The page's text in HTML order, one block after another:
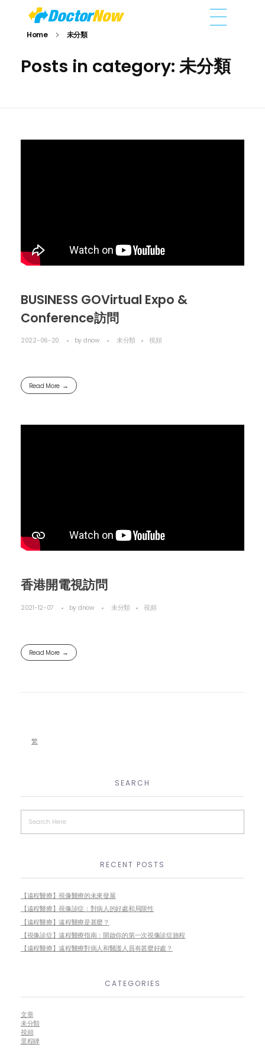
Home 未分類
Posts in category: 未分類
BUSINESS GOVirtual Expo &
Conference訪問
2022-06-20 by dnow 未分類 視頻
Read More
香港開電視訪問
2021-12-07 by dnow 未分類 視頻
Read More
繁
SEARCH
RECENT POSTS
【遠程醫療】視像醫療的未來發展
【遠程醫療】視像診症：對病人的好處和局限性
【遠程醫療】遠程醫療是甚麼？
【視像診症】遠程醫療指南：開啟你的第一次視像診症旅程
【遠程醫療】遠程醫療對病人和醫護人員有甚麼好處？
CATEGORIES
文章
未分類
視頻
里程碑